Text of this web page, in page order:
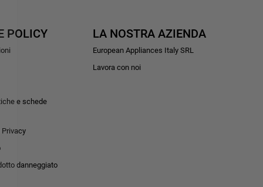
POLICY
e schede
danneggiato
LA NOSTRA AZIENDA
European Appliances Italy SRL
Lavora con noi